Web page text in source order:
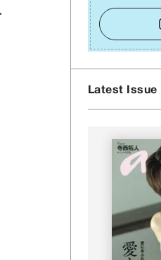
をキープして。
い⾔葉に流され
をかけること
確かな安⼼感を
Latest Issue